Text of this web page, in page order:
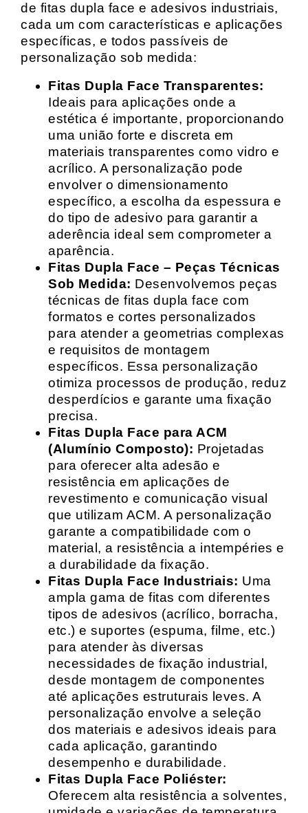
de fitas dupla face e adesivos industriais,
cada um com características e aplicações
específicas, e todos passíveis de
personalização sob medida:
Fitas Dupla Face Transparentes:
Ideais para aplicações onde a
estética é importante, proporcionando
uma união forte e discreta em
materiais transparentes como vidro e
acrílico. A personalização pode
envolver o dimensionamento
específico, a escolha da espessura e
do tipo de adesivo para garantir a
aderência ideal sem comprometer a
aparência.
Fitas Dupla Face – Peças Técnicas
Sob Medida: Desenvolvemos peças
técnicas de fitas dupla face com
formatos e cortes personalizados
para atender a geometrias complexas
e requisitos de montagem
específicos. Essa personalização
otimiza processos de produção, reduz
desperdícios e garante uma fixação
precisa.
Fitas Dupla Face para ACM
(Alumínio Composto): Projetadas
para oferecer alta adesão e
resistência em aplicações de
revestimento e comunicação visual
que utilizam ACM. A personalização
garante a compatibilidade com o
material, a resistência a intempéries e
a durabilidade da fixação.
Fitas Dupla Face Industriais: Uma
ampla gama de fitas com diferentes
tipos de adesivos (acrílico, borracha,
etc.) e suportes (espuma, filme, etc.)
para atender às diversas
necessidades de fixação industrial,
desde montagem de componentes
até aplicações estruturais leves. A
personalização envolve a seleção
dos materiais e adesivos ideais para
cada aplicação, garantindo
desempenho e durabilidade.
Fitas Dupla Face Poliéster:
Oferecem alta resistência a solventes,